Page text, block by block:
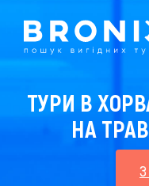
ТУРИ В
НА